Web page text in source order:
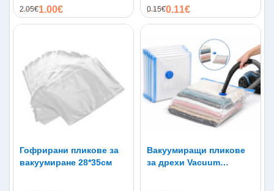
: 200 гр. с опаковката, нето – 170 гр.
Цвят: Черен, Сребрист, Червен, Син
Комплектът съдържа:
2.05€1.00€ 0.15€0.11€
Гофрирани пликове за
вакуумиране 28*35см
Вакуумиращи пликове
за дрехи Vacuum